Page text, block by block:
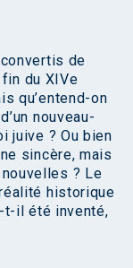
de
du XIVe
qu’entend-on
nouveau-
juive ? Ou bien
sincère, mais
? Le
historique
t-il été inventé,